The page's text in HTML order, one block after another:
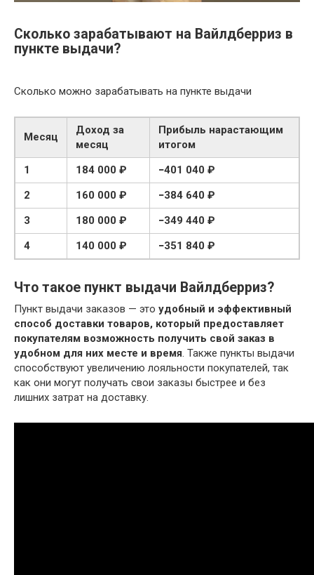
Сколько зарабатывают на Вайлдберриз в
пункте выдачи?
Сколько можно зарабатывать на пункте выдачи
Месяц
Доход за
месяц
Прибыль нарастающим
итогом
1
184 000 ₽
−401 040 ₽
2
160 000 ₽
−384 640 ₽
3
180 000 ₽
−349 440 ₽
4
140 000 ₽ −351 840 ₽
Что такое пункт выдачи Вайлдберриз?
Пункт выдачи заказов — это удобный и эффективный
способ доставки товаров, который предоставляет
покупателям возможность получить свой заказ в
удобном для них месте и время. Также пункты выдачи
способствуют увеличению лояльности покупателей, так
как они могут получать свои заказы быстрее и без
лишних затрат на доставку.